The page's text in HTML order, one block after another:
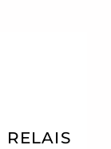
RELAIS